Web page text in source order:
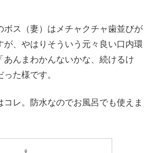
ボス（妻）はメチャクチャ歯並びが
が、やはりそういう元々良い口内環
あんまわかんないかな、続けるけ
た様です。
コレ。防水なのでお風呂でも使えま